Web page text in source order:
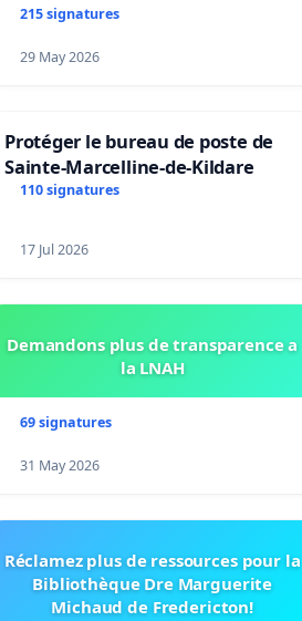
215 signatures
29 May 2026
Protéger le bureau de poste de
Sainte-Marcelline-de-Kildare
110 signatures
17 Jul 2026
Demandons plus de transparence a
la LNAH
69 signatures
31 May 2026
Réclamez plus de ressources pour la
Bibliothèque Dre Marguerite
Michaud de Fredericton!